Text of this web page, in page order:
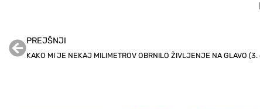
PREJŠNJI